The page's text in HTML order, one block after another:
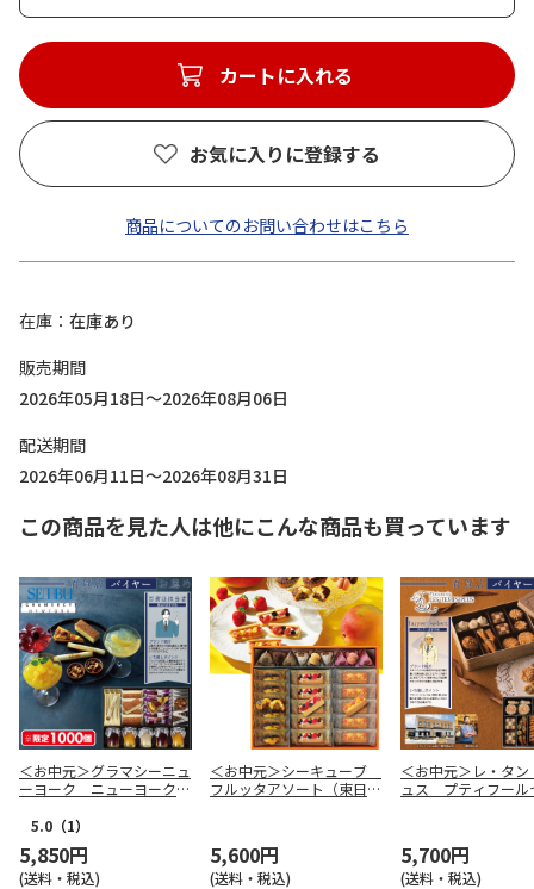
カートに入れる
お気に入りに登録する
商品についてのお問い合わせはこちら
在庫
在庫あり
販売期間
2026年05月18日～2026年08月06日
配送期間
2026年06月11日～2026年08月31日
この商品を見た人は他にこんな商品も買っています
＜お中元＞グラマシーニュ
ーヨーク ニューヨークモ
5.0 （1）
5,850円
(送料・税込)
＜お中元＞シーキューブ
フルッタアソート（東日本
5,600円
(送料・税込)
＜お中元＞レ・タン
ュス プティフール
5,700円
(送料・税込)